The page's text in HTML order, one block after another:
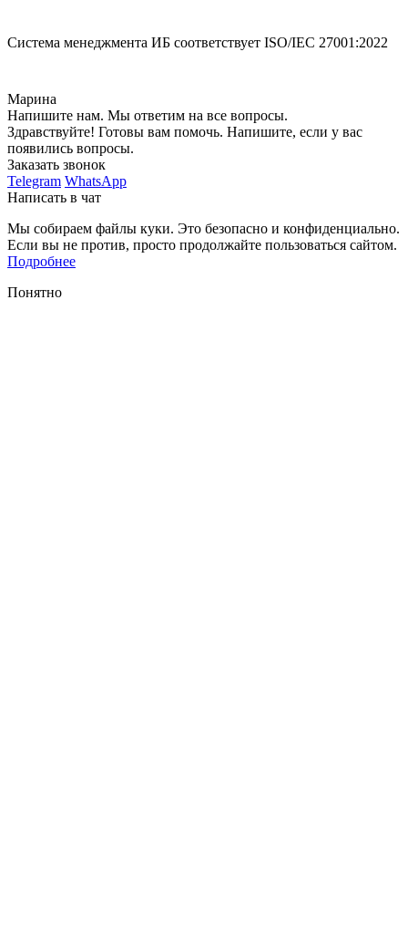
Система менеджмента ИБ соответствует ISO/IEC 27001:2022
Марина
Напишите нам. Мы ответим на все вопросы.
Здравствуйте! Готовы вам помочь. Напишите, если у вас
появились вопросы.
Заказать звонок
Telegram WhatsApp
Написать в чат
Мы собираем файлы куки. Это безопасно и конфиденциально.
Если вы не против, просто продолжайте пользоваться сайтом.
Подробнее
Понятно